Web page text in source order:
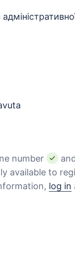
number
available to
log in